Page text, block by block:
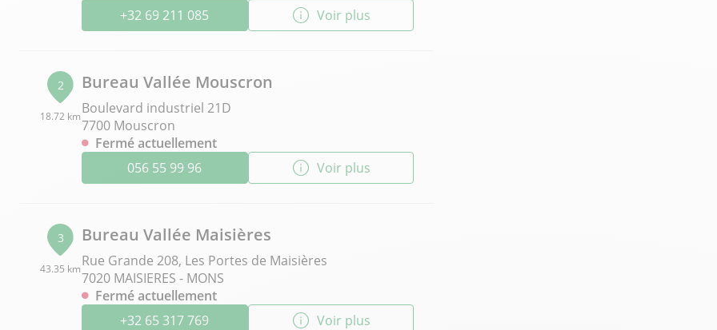
+32 69 211 085
Voir plus
2
18.72 km
Bureau Vallée Mouscron
Boulevard industriel 21D
7700 Mouscron
Fermé actuellement
056 55 99 96
Voir plus
3
43.35 km
Bureau Vallée Maisières
Rue Grande 208, Les Portes de Maisières
7020 MAISIERES - MONS
Fermé actuellement
+32 65 317 769
Voir plus